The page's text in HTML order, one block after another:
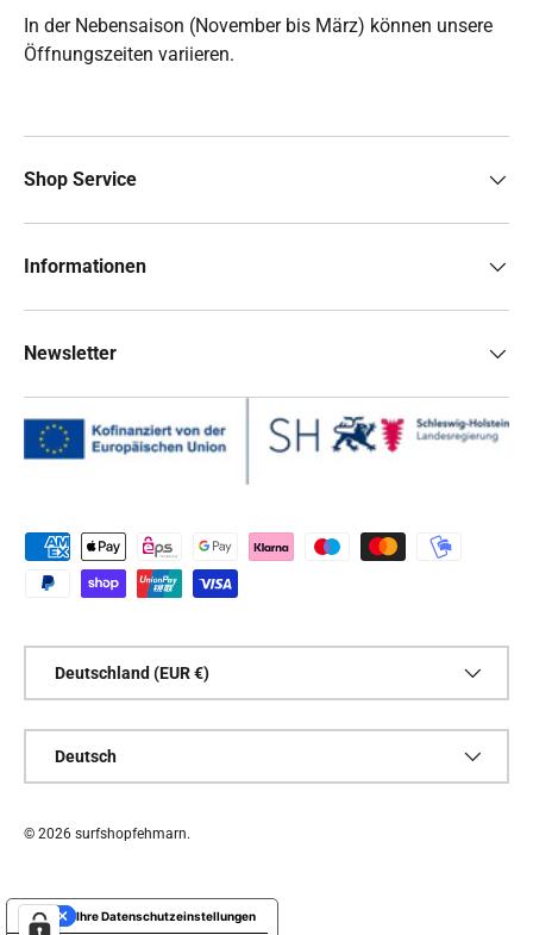
In der Nebensaison (November bis März) können unsere
Öffnungszeiten variieren.
Shop Service
Informationen
Newsletter
Zahlungsmethoden
Deutschland (EUR €)
Deutsch
© 2026 surfshopfehmarn.
Ihre Datenschutzeinstellungen